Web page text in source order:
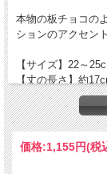
本物の板チョコの
ションのアクセン
【サイズ】22～
【丈の長さ】約
【素材】コットン
Made in Taiwan
価格:1,155円(税